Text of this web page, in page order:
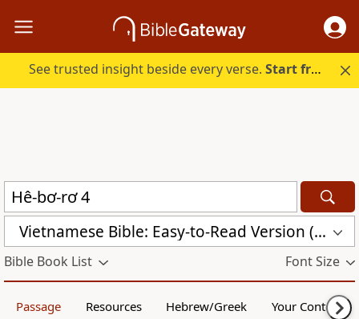
See trusted insight beside every verse.Start free.
Vietnamese Bible: Easy-to-Read Version (BPT)
Bible Book List Font Size
Passage Resources Hebrew/Greek Your Content